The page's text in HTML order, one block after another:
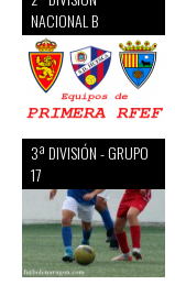
NACIONAL B
3ª DIVISIÓN - GRUPO
17